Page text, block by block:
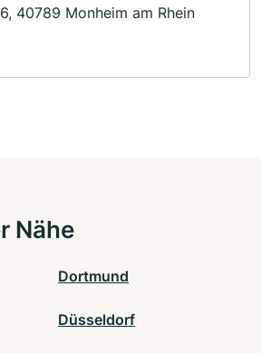
40789 Monheim am Rhein
Nähe
Dortmund
Düsseldorf